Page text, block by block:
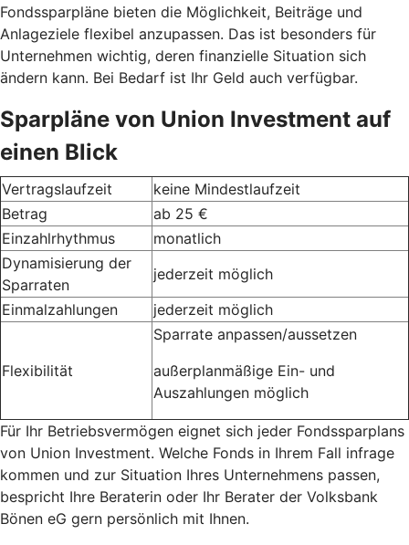
Fondssparpläne bieten die Möglichkeit, Beiträge und
Anlageziele flexibel anzupassen. Das ist besonders für
Unternehmen wichtig, deren finanzielle Situation sich
ändern kann. Bei Bedarf ist Ihr Geld auch verfügbar.
Sparpläne von Union Investment auf
einen Blick
Vertragslaufzeit
keine Mindestlaufzeit
Betrag
ab 25 €
Einzahlrhythmus
monatlich
Dynamisierung der
Sparraten
jederzeit möglich
Einmalzahlungen
jederzeit möglich
Flexibilität
Sparrate anpassen/aussetzen
außerplanmäßige Ein- und
Auszahlungen möglich
Für Ihr Betriebsvermögen eignet sich jeder Fondssparplans
von Union Investment. Welche Fonds in Ihrem Fall infrage
kommen und zur Situation Ihres Unternehmens passen,
bespricht Ihre Beraterin oder Ihr Berater der Volksbank
Bönen eG gern persönlich mit Ihnen.